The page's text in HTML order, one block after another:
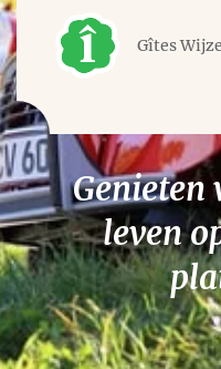
Gîtes
Genieten
leven